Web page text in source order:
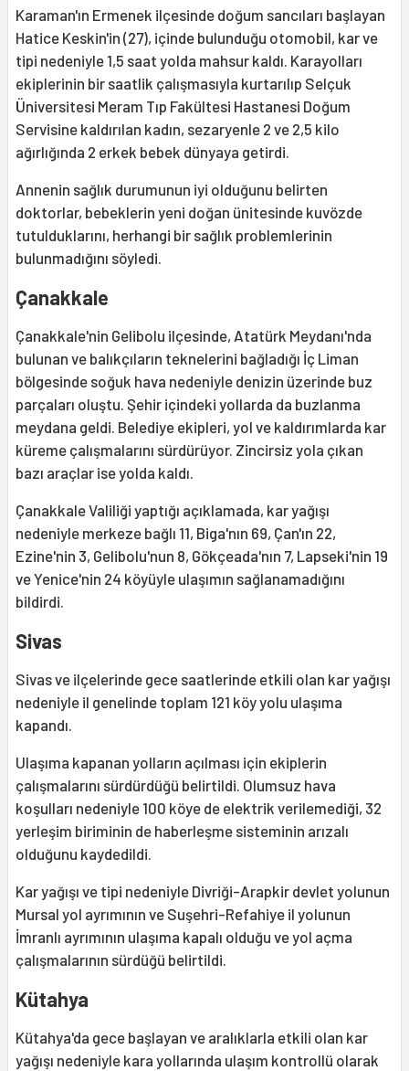
Karaman'ın Ermenek ilçesinde doğum sancıları başlayan
Hatice Keskin'in (27), içinde bulunduğu otomobil, kar ve
tipi nedeniyle 1,5 saat yolda mahsur kaldı. Karayolları
ekiplerinin bir saatlik çalışmasıyla kurtarılıp Selçuk
Üniversitesi Meram Tıp Fakültesi Hastanesi Doğum
Servisine kaldırılan kadın, sezaryenle 2 ve 2,5 kilo
ağırlığında 2 erkek bebek dünyaya getirdi.
Annenin sağlık durumunun iyi olduğunu belirten
doktorlar, bebeklerin yeni doğan ünitesinde kuvözde
tutulduklarını, herhangi bir sağlık problemlerinin
bulunmadığını söyledi.
Çanakkale
Çanakkale'nin Gelibolu ilçesinde, Atatürk Meydanı'nda
bulunan ve balıkçıların teknelerini bağladığı İç Liman
bölgesinde soğuk hava nedeniyle denizin üzerinde buz
parçaları oluştu. Şehir içindeki yollarda da buzlanma
meydana geldi. Belediye ekipleri, yol ve kaldırımlarda kar
küreme çalışmalarını sürdürüyor. Zincirsiz yola çıkan
bazı araçlar ise yolda kaldı.
Çanakkale Valiliği yaptığı açıklamada, kar yağışı
nedeniyle merkeze bağlı 11, Biga'nın 69, Çan'ın 22,
Ezine'nin 3, Gelibolu'nun 8, Gökçeada'nın 7, Lapseki'nin 19
ve Yenice'nin 24 köyüyle ulaşımın sağlanamadığını
bildirdi.
Sivas
Sivas ve ilçelerinde gece saatlerinde etkili olan kar yağışı
nedeniyle il genelinde toplam 121 köy yolu ulaşıma
kapandı.
Ulaşıma kapanan yolların açılması için ekiplerin
çalışmalarını sürdürdüğü belirtildi. Olumsuz hava
koşulları nedeniyle 100 köye de elektrik verilemediği, 32
yerleşim biriminin de haberleşme sisteminin arızalı
olduğunu kaydedildi.
Kar yağışı ve tipi nedeniyle Divriği-Arapkir devlet yolunun
Mursal yol ayrımının ve Suşehri-Refahiye il yolunun
İmranlı ayrımının ulaşıma kapalı olduğu ve yol açma
çalışmalarının sürdüğü belirtildi.
Kütahya
Kütahya'da gece başlayan ve aralıklarla etkili olan kar
yağışı nedeniyle kara yollarında ulaşım kontrollü olarak